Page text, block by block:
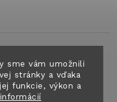
sme vám umožnili
stránky a vďaka
funkcie, výkon a